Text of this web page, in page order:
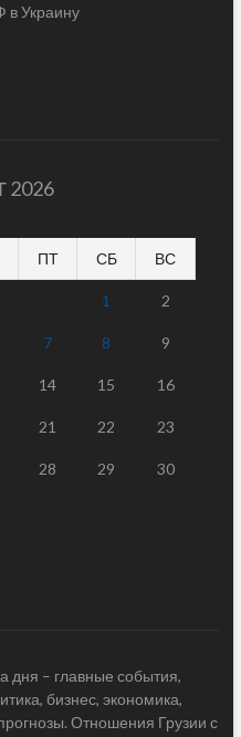
в Украину
2026
ПТ СБ ВС
1 2
7 8 9
14 15 16
21 22 23
28 29 30
дня – главные события,
бизнес, экономика,
Отношения Грузии с